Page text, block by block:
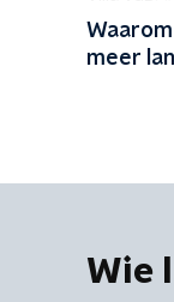
meer
Wie